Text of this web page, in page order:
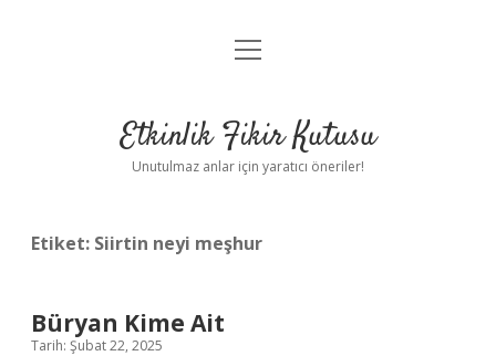
Anasayfa
Yasal Uyarı
menüyü
Etkinlik Fikir Kutusu
Unutulmaz anlar için yaratıcı öneriler!
Etiket: Siirtin neyi meşhur
Büryan Kime Ait
Tarih: Şubat 22, 2025